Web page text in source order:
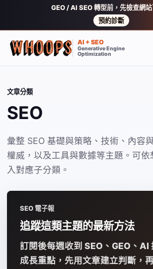
GEO / AI SEO 轉型前，先檢查網
預約診斷
AI + SEO
Generative Engine
Optimization
文章分類
SEO
彙整 SEO 基礎與策略、技術、內容
權威，以及工具與數據等主題。可依
入對應子分類。
SEO 電子報
追蹤這類主題的最新方法
訂閱後每週收到 SEO、GEO、AI
成長重點，先用文章建立判斷，